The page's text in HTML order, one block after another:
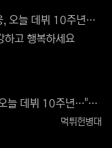
임영웅, 오늘 데뷔 10주년…"항상 건강하고 행복하세요…
등록자
먹튀헌병대